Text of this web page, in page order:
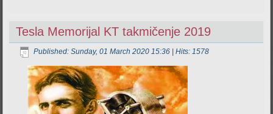
Tesla Memorijal KT takmičenje 2019
Published: Sunday, 01 March 2020 15:36 | Hits: 1578